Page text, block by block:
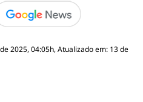
2025, 04:05h, Atualizado em: 13 de